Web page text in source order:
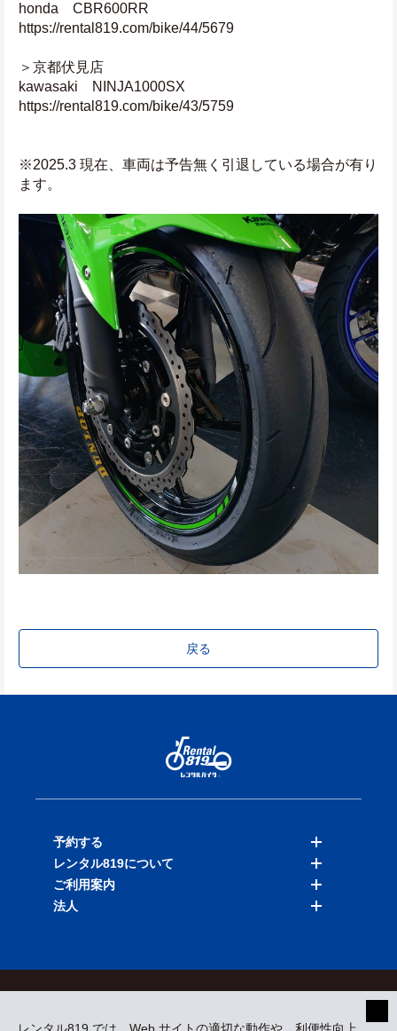
honda　CBR600RR
https://rental819.com/bike/44/5679
＞京都伏見店
kawasaki　NINJA1000SX
https://rental819.com/bike/43/5759
※2025.3 現在、車両は予告無く引退している場合が有り
ます。
戻る
予約する
バイクを探す
店舗を探す
レンタル819について
料金表
ご利用案内
法人